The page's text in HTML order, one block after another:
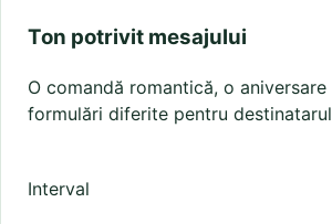
Ton potrivit mesajului
O comandă romantică, o
formulări diferite pentru
Interval